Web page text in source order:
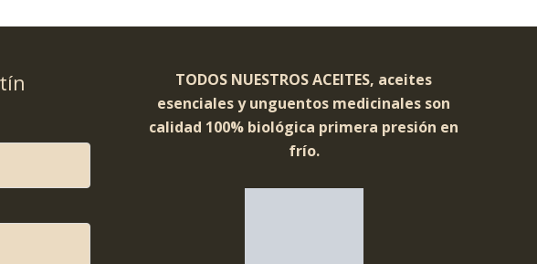
TODOS NUESTROS ACEITES, aceites
esenciales y unguentos medicinales son
calidad 100% biológica primera presión en
frío.